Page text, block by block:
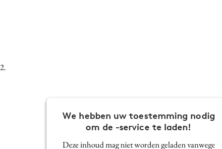
2.
We hebben uw toestemming nodig
om de -service te laden!
Deze inhoud mag niet worden geladen vanwege